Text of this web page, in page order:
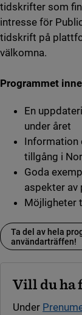
tidskrifter som
intresse för
tidskrift på
välkomna.
Programmet
En
under året
Information
tillgång i
Goda
aspekter av
Möjligheter
Ta del av hela
användarträffen!
(länk till annan
Vill du ha
Under